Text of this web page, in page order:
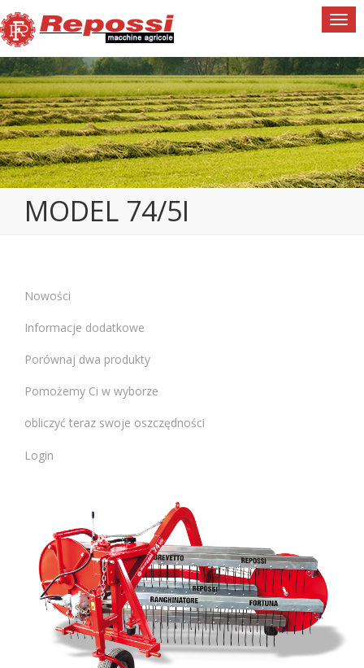
MODEL 74/5I
Nowości
Informacje dodatkowe
Porównaj dwa produkty
Pomożemy Ci w wyborze
obliczyć teraz swoje oszczędności
Login